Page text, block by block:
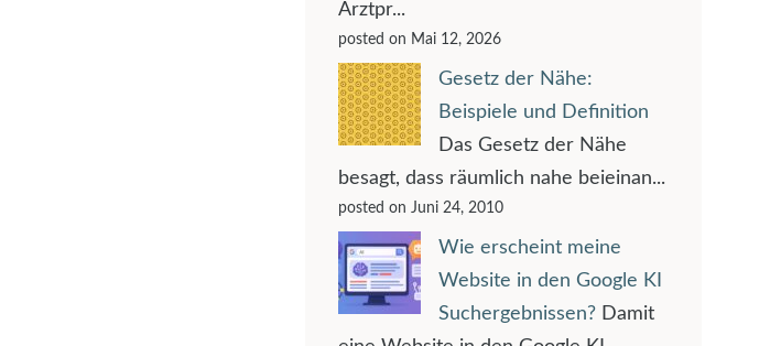
Arztpr...
posted on Mai 12, 2026
Gesetz der Nähe:
Beispiele und Definition
Das Gesetz der Nähe
besagt, dass räumlich nahe beieinan...
posted on Juni 24, 2010
Wie erscheint meine
Website in den Google KI
Suchergebnissen? Damit